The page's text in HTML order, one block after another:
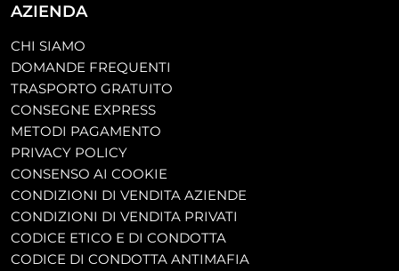
AZIENDA
CHI SIAMO
DOMANDE FREQUENTI
TRASPORTO GRATUITO
CONSEGNE EXPRESS
METODI PAGAMENTO
PRIVACY POLICY
CONSENSO AI COOKIE
CONDIZIONI DI VENDITA AZIENDE
CONDIZIONI DI VENDITA PRIVATI
CODICE ETICO E DI CONDOTTA
CODICE DI CONDOTTA ANTIMAFIA